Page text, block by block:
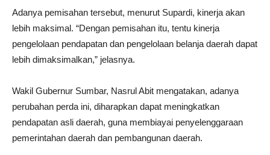
Adanya pemisahan tersebut, menurut Supardi, kinerja akan
lebih maksimal. “Dengan pemisahan itu, tentu kinerja
pengelolaan pendapatan dan pengelolaan belanja daerah dapat
lebih dimaksimalkan,” jelasnya.
Wakil Gubernur Sumbar, Nasrul Abit mengatakan, adanya
perubahan perda ini, diharapkan dapat meningkatkan
pendapatan asli daerah, guna membiayai penyelenggaraan
pemerintahan daerah dan pembangunan daerah.